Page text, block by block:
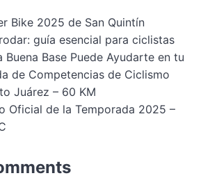
Bike 2025 de San Quintín
guía esencial para ciclistas
Buena Base Puede Ayudarte en tu
de Competencias de Ciclismo
Juárez – 60 KM
Oficial de la Temporada 2025 –